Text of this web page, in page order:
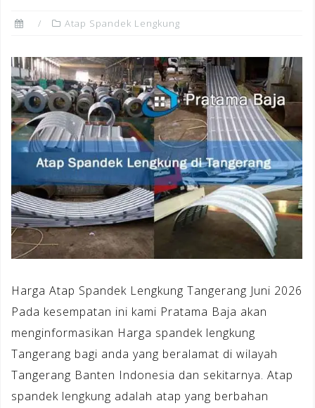
Atap Spandek Lengkung
Harga Atap Spandek Lengkung Tangerang Juni 2026
Pada kesempatan ini kami Pratama Baja akan
menginformasikan Harga spandek lengkung
Tangerang bagi anda yang beralamat di wilayah
Tangerang Banten Indonesia dan sekitarnya. Atap
spandek lengkung adalah atap yang berbahan